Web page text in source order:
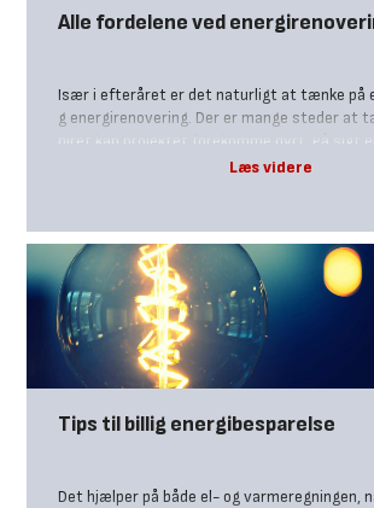
Alle fordelene ved
Især i efteråret er det naturligt at tænke på
g energirenovering. Der er mange steder at
piret kan projektet forekomme dyrt. På sigt
at spare på varmeregning og geveinst at
Tips til billig energibesparelse
Det hjælper på både el- og varmeregningen,